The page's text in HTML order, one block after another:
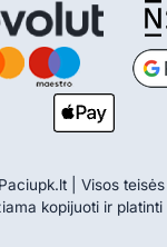
| Visos
kopijuoti ir